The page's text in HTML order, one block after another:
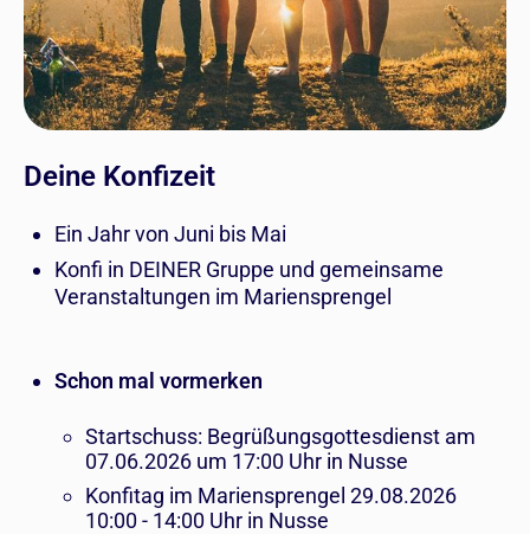
Deine Konfizeit
Ein Jahr von Juni bis Mai
Konfi in DEINER Gruppe und gemeinsame
Veranstaltungen im Mariensprengel
Schon mal vormerken
Startschuss: Begrüßungsgottesdienst am
07.06.2026 um 17:00 Uhr in Nusse
Konfitag im Mariensprengel 29.08.2026
10:00 - 14:00 Uhr in Nusse